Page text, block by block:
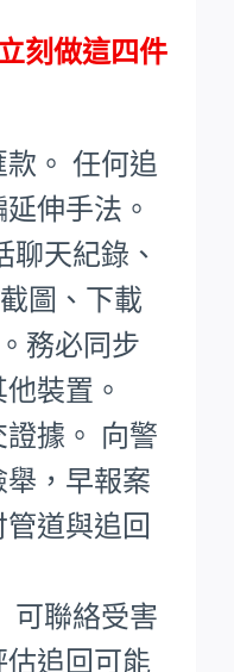
刻做這四件
。 任何追
伸手法。
聊天紀錄、
圖、下載
務必同步
裝置。
據。 向警
，早報案
道與追回
可聯絡受害
估追回可能